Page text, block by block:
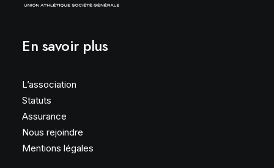
En savoir plus
L’association
Statuts
Assurance
Nous rejoindre
Mentions légales